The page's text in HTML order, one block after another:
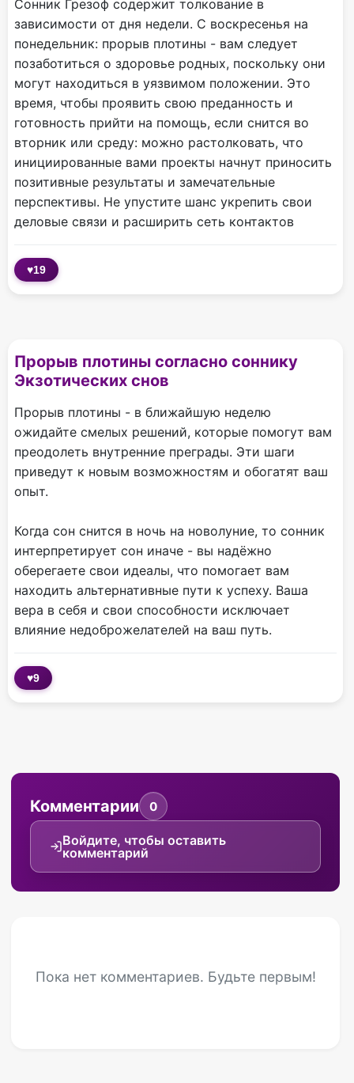
Сонник Грезоф содержит толкование в
зависимости от дня недели. С воскресенья на
понедельник: прорыв плотины - вам следует
позаботиться о здоровье родных, поскольку они
могут находиться в уязвимом положении. Это
время, чтобы проявить свою преданность и
готовность прийти на помощь, если снится во
вторник или среду: можно растолковать, что
инициированные вами проекты начнут приносить
позитивные результаты и замечательные
перспективы. Не упустите шанс укрепить свои
деловые связи и расширить сеть контактов
♥19
Прорыв плотины согласно соннику
Экзотических снов
Прорыв плотины - в ближайшую неделю
ожидайте смелых решений, которые помогут вам
преодолеть внутренние преграды. Эти шаги
приведут к новым возможностям и обогатят ваш
опыт.
Когда сон снится в ночь на новолуние, то сонник
интерпретирует сон иначе - вы надёжно
оберегаете свои идеалы, что помогает вам
находить альтернативные пути к успеху. Ваша
вера в себя и свои способности исключает
влияние недоброжелателей на ваш путь.
♥9
Комментарии 0
Войдите, чтобы оставить
комментарий
Пока нет комментариев. Будьте первым!